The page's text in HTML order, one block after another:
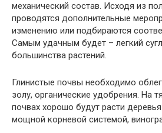
механический состав. Исходя из
проводятся дополнительные
изменению или подбираются
Самым удачным будет – легкий
большинства растений.
Глинистые почвы необходимо
золу, органические удобрения. На
почвах хорошо будут расти
мощной корневой системой,